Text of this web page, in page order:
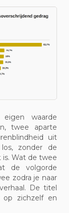
waarde
twee aparte
uit
zonder de
Wat de twee
de volgorde
zodra je naar
De titel
op zichzelf en